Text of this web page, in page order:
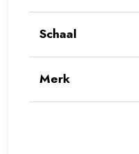
Schaal
Merk